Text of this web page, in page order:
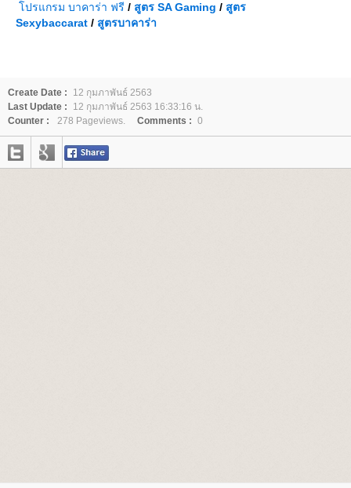
ปรแกรม บาคาร่า ฟรี / สูตร SA Gaming / สูตร
Sexybaccarat / สูตรบาคาร่า
Create Date :
12 กุมภาพันธ์ 2563
Last Update :
12 กุมภาพันธ์ 2563 16:33:16 น.
Counter :
278 Pageviews. Comments : 0